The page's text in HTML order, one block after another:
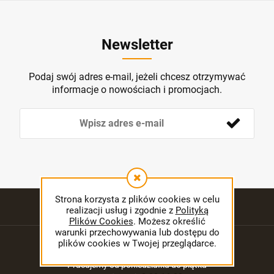
Strona korzysta z plików cookies w celu
realizacji usług i zgodnie z Polityką
Plików Cookies. Możesz określić
warunki przechowywania lub dostępu do
plików cookies w Twojej przeglądarce.
Newsletter
Podaj swój adres e-mail, jeżeli chcesz otrzymywać
informacje o nowościach i promocjach.
Kontakt:
Pracujemy od poniedziałku do piątku